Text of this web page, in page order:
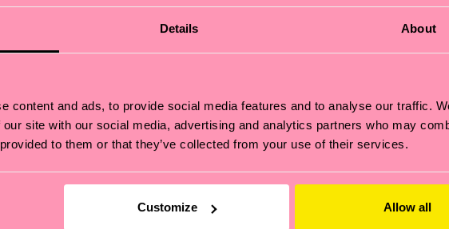
Details About
content and ads, to provide social media features and to analyse our traffic.
site with our social media, advertising and analytics partners who may
to them or that they’ve collected from your use of their services.
Customize Allow all
du deinen sportlichen Stil auf ein neues Level. Diese elegante
eine persönliche Note. Bei uns dreht sich alles um
Fußball, das Fitnessstudio oder jede andere Aktivität, die dich
während das schlichte Design den Fokus auf deine Leistung